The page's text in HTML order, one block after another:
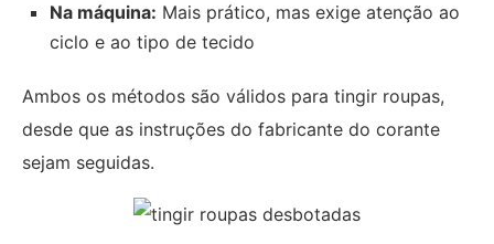
Na máquina: Mais prático, mas exige atenção ao
ciclo e ao tipo de tecido
Ambos os métodos são válidos para tingir roupas,
desde que as instruções do fabricante do corante
sejam seguidas.